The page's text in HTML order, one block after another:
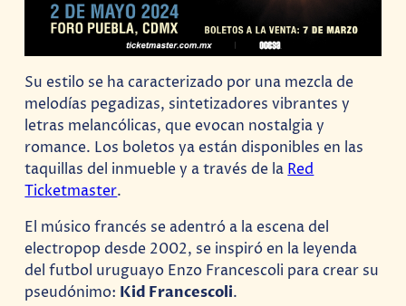
Su estilo se ha caracterizado por una mezcla de
melodías pegadizas, sintetizadores vibrantes y
letras melancólicas, que evocan nostalgia y
romance. Los boletos ya están disponibles en las
taquillas del inmueble y a través de la Red
Ticketmaster.
El músico francés se adentró a la escena del
electropop desde 2002, se inspiró en la leyenda
del futbol uruguayo Enzo Francescoli para crear su
pseudónimo: Kid Francescoli.